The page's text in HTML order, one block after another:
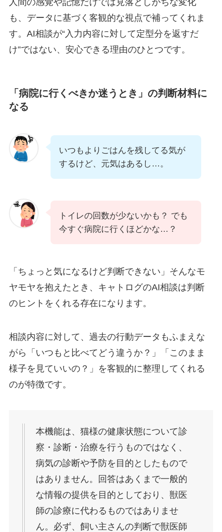
人間の感覚や記憶だけでは見落としがちな変化
も、データに基づく客観的な視点で補ってくれま
す。 AI相談が“入力内容に対して定型分を返すだ
け”ではない、安心できる理由のひとつです。
「病院に行くべきか迷うとき」の判断材料に
なる
いつもよりごはんを残してる気が
するけど、元気はあるし…。
トイレの回数が少ないかも？ でも
今すぐ病院に行くほどかな…？
「ちょっと気になるけど判断できない」そんなモ
ヤモヤを抱えたとき、キャトログのAI相談は判断
のヒントをくれる存在になります。
相談内容に対して、過去の行動データもふまえな
がら「いつもと比べてどう違うか？」「このまま
様子を見ていいの？」を客観的に整理してくれる
のが特徴です。
本機能は、猫様の健康状態について診
察・診断・治療を行うものではなく、
病気の診断や予防を目的としたもので
はありません。回答はあくまで一般的
な情報の提供を目的としており、獣医
師の診療に代わるものではありませ
ん。必ず、飼い主さんの判断で獣医師